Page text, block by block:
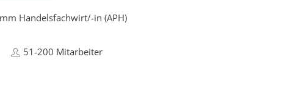
Handelsfachwirt/-in (APH)
51-200 Mitarbeiter